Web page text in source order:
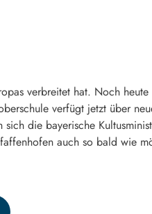
verbreitet hat. Noch
verfügt jetzt über
die bayerische
auch so bald wie